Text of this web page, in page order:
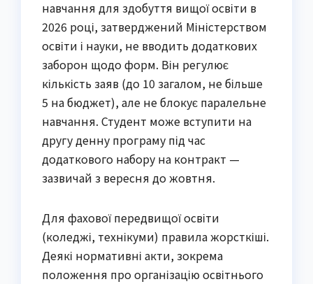
навчання для здобуття вищої освіти в
2026 році, затверджений Міністерством
освіти і науки, не вводить додаткових
заборон щодо форм. Він регулює
кількість заяв (до 10 загалом, не більше
5 на бюджет), але не блокує паралельне
навчання. Студент може вступити на
другу денну програму під час
додаткового набору на контракт —
зазвичай з вересня до жовтня.
Для фахової передвищої освіти
(коледжі, технікуми) правила жорсткіші.
Деякі нормативні акти, зокрема
положення про організацію освітнього